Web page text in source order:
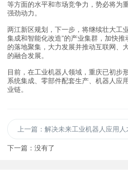
等方面的水平和市场竞争力，势必将为
强劲动力。
两江新区规划，下一步，将继续壮大工
集成和智能化改造”的产业集群，加快推
的落地聚集，大力发展并推动互联网、
的融合发展。
目前，在工业机器人领域，重庆已初步
系统集成、零部件配套生产、机器人应
业链。
上一篇：解决未来工业机器人应用人
下一篇：没有了